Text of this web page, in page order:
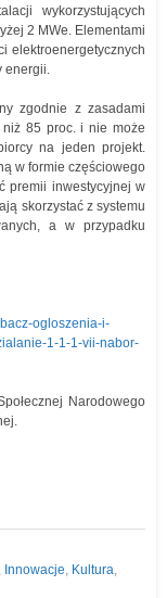
wykorzystujących
2 MWe. Elementami
elektroenergetycznych
energii.
zgodnie z zasadami
85 proc. i nie może
na jeden projekt.
w formie częściowego
premii inwestycyjnej w
skorzystać z systemu
a w przypadku
ogloszenia-i-
1-1-1-vii-nabor-
Narodowego
Innowacje, Kultura,